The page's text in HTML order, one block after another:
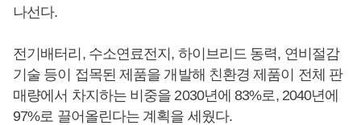
나선다.
전기배터리, 수소연료전지, 하이브리드 동력, 연비절감
기술 등이 접목된 제품을 개발해 친환경 제품이 전체 판
매량에서 차지하는 비중을 2030년에 83%로, 2040년에
97%로 끌어올린다는 계획을 세웠다.